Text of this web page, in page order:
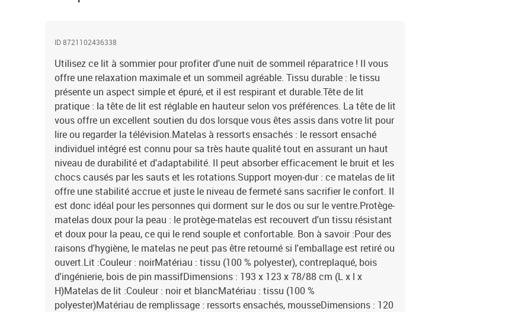
ID 8721102436338
Utilisez ce lit à sommier pour profiter d'une nuit de sommeil réparatrice ! Il vous
offre une relaxation maximale et un sommeil agréable. Tissu durable : le tissu
présente un aspect simple et épuré, et il est respirant et durable.Tête de lit
pratique : la tête de lit est réglable en hauteur selon vos préférences. La tête de lit
vous offre un excellent soutien du dos lorsque vous êtes assis dans votre lit pour
lire ou regarder la télévision.Matelas à ressorts ensachés : le ressort ensaché
individuel intégré est connu pour sa très haute qualité tout en assurant un haut
niveau de durabilité et d'adaptabilité. Il peut absorber efficacement le bruit et les
chocs causés par les sauts et les rotations.Support moyen-dur : ce matelas de lit
offre une stabilité accrue et juste le niveau de fermeté sans sacrifier le confort. Il
est donc idéal pour les personnes qui dorment sur le dos ou sur le ventre.Protège-
matelas doux pour la peau : le protège-matelas est recouvert d'un tissu résistant
et doux pour la peau, ce qui le rend souple et confortable. Bon à savoir :Pour des
raisons d'hygiène, le matelas ne peut pas être retourné si l'emballage est retiré ou
ouvert.Lit :Couleur : noirMatériau : tissu (100 % polyester), contreplaqué, bois
d'ingénierie, bois de pin massifDimensions : 193 x 123 x 78/88 cm (L x l x
H)Matelas de lit :Couleur : noir et blancMatériau : tissu (100 %
polyester)Matériau de remplissage : ressorts ensachés, mousseDimensions : 120